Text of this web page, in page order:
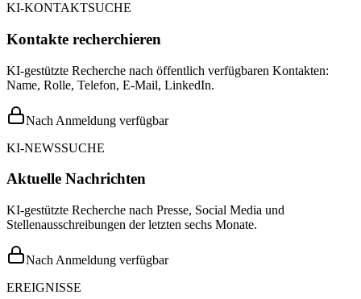
KI-KONTAKTSUCHE
Kontakte recherchieren
KI-gestützte Recherche nach öffentlich verfügbaren Kontakten:
Name, Rolle, Telefon, E-Mail, LinkedIn.
Nach Anmeldung verfügbar
KI-NEWSSUCHE
Aktuelle Nachrichten
KI-gestützte Recherche nach Presse, Social Media und
Stellenausschreibungen der letzten sechs Monate.
Nach Anmeldung verfügbar
EREIGNISSE